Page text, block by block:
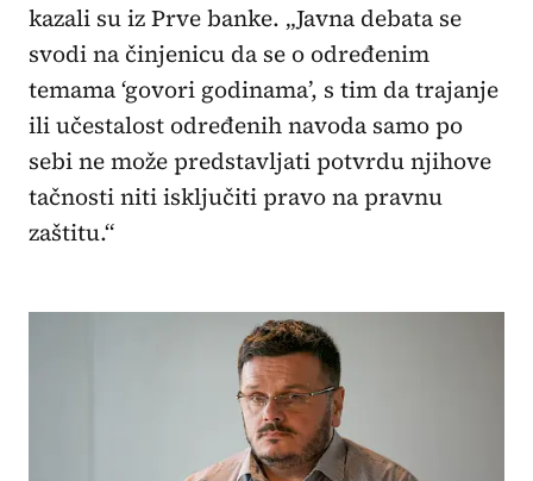
kazali su iz Prve banke. „Javna debata se
svodi na činjenicu da se o određenim
temama ‘govori godinama’, s tim da trajanje
ili učestalost određenih navoda samo po
sebi ne može predstavljati potvrdu njihove
tačnosti niti isključiti pravo na pravnu
zaštitu.“